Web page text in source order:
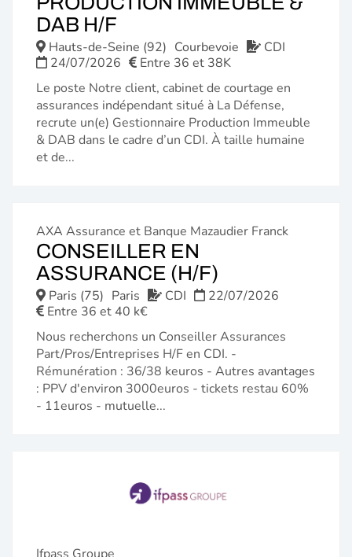
DAB H/F
FENÊTRE)
Hauts-de-Seine (92) Courbevoie
CDI
24/07/2026
Entre 36 et 38K
Le poste Notre client, cabinet de courtage en
assurances indépendant situé à La Défense,
recrute un(e) Gestionnaire Production Immeuble
& DAB dans le cadre d’un CDI. À taille humaine
et de...
AXA Assurance et Banque Mazaudier Franck
CONSEILLER EN
ASSURANCE (H/F)
FENÊTRE)
Paris (75) Paris CDI
22/07/2026
Entre 36 et 40 k€
Nous recherchons un Conseiller Assurances
Part/Pros/Entreprises H/F en CDI. -
Rémunération : 36/38 keuros - Autres avantages
: PPV d'environ 3000euros - tickets restau 60%
- 11euros - mutuelle...
Ifpass Groupe